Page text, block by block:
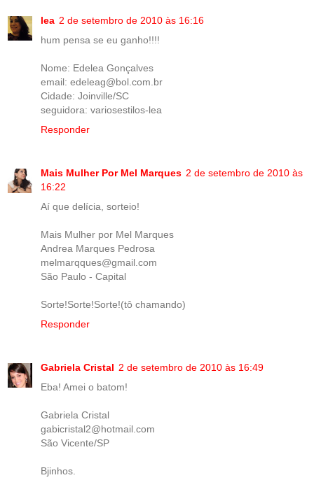
lea 2 de setembro de 2010 às 16:16
hum pensa se eu ganho!!!!
Nome: Edelea Gonçalves
email: edeleag@bol.com.br
Cidade: Joinville/SC
seguidora: variosestilos-lea
Responder
Mais Mulher Por Mel Marques 2 de setembro de 2010 às
16:22
Aí que delícia, sorteio!
Mais Mulher por Mel Marques
Andrea Marques Pedrosa
melmarqques@gmail.com
São Paulo - Capital
Sorte!Sorte!Sorte!(tô chamando)
Responder
Gabriela Cristal 2 de setembro de 2010 às 16:49
Eba! Amei o batom!
Gabriela Cristal
gabicristal2@hotmail.com
São Vicente/SP
Bjinhos.